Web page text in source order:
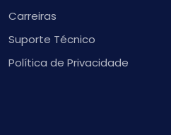
Carreiras
Suporte Técnico
Política de Privacidade